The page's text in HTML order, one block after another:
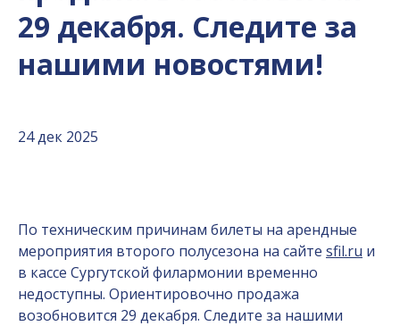
29 декабря. Следите за
нашими новостями!
24 дек 2025
По техническим причинам билеты на арендные
мероприятия второго полусезона на сайте sfil.ru и
в кассе Сургутской филармонии временно
недоступны. Ориентировочно продажа
возобновится 29 декабря. Следите за нашими